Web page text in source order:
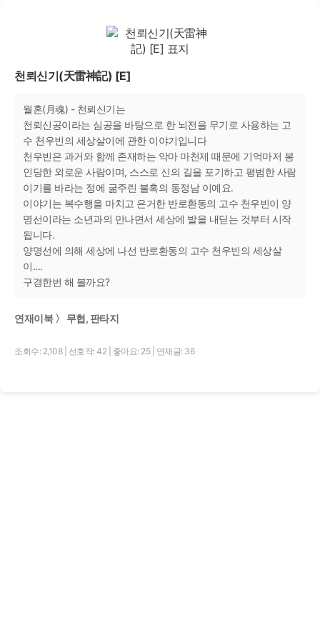
천뢰신기(天雷神記) [E]
월혼(月魂) - 천뢰신기는
천뢰신공이라는 심공을 바탕으로 한 뇌전을 무기로 사용하는 고
수 천우빈의 세상살이에 관한 이야기입니다
천우빈은 과거와 함께 존재하는 악마 마천제 때문에 기억마저 봉
인당한 외로운 사람이며, 스스로 신의 길을 포기하고 평범한 사람
이기를 바라는 정에 굶주린 불혹의 동정남 이예요.
이야기는 복수행을 마치고 은거한 반로환동의 고수 천우빈이 양
명선이라는 소년과의 만나면서 세상에 발을 내딛는 것부터 시작
됩니다.
양명선에 의해 세상에 나선 반로환동의 고수 천우빈의 세상살
이....
구경한번 해 볼까요?
연재이북 〉 무협, 판타지
조회수: 2,108 선호작: 42 좋아요: 25 연재글: 36